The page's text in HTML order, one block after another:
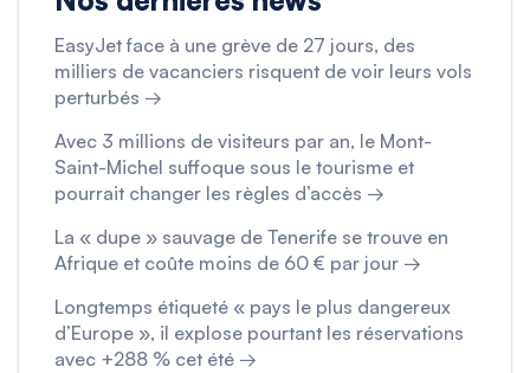
EasyJet face à une grève de 27 jours, des
milliers de vacanciers risquent de voir leurs vols
perturbés →
Avec 3 millions de visiteurs par an, le Mont-
Saint-Michel suffoque sous le tourisme et
pourrait changer les règles d’accès →
La « dupe » sauvage de Tenerife se trouve en
Afrique et coûte moins de 60 € par jour →
Longtemps étiqueté « pays le plus dangereux
d’Europe », il explose pourtant les réservations
avec +288 % cet été →